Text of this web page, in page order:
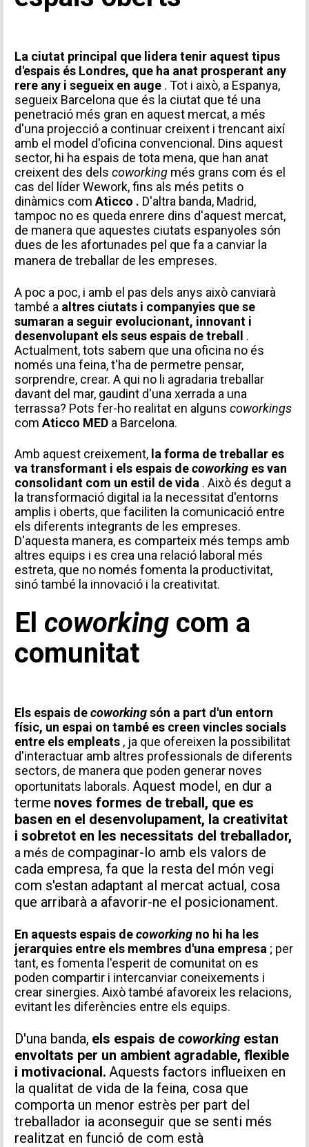
La ciutat principal que lidera tenir aquest tipus
d'espais és Londres, que ha anat prosperant any
rere any i segueix en auge . Tot i això, a Espanya,
segueix Barcelona que és la ciutat que té una
penetració més gran en aquest mercat, a més
d'una projecció a continuar creixent i trencant així
amb el model d'oficina convencional. Dins aquest
sector, hi ha espais de tota mena, que han anat
creixent des dels coworking més grans com és el
cas del líder Wework, fins als més petits o
dinàmics com Aticco . D'altra banda, Madrid,
tampoc no es queda enrere dins d'aquest mercat,
de manera que aquestes ciutats espanyoles són
dues de les afortunades pel que fa a canviar la
manera de treballar de les empreses.
A poc a poc, i amb el pas dels anys això canviarà
també a altres ciutats i companyies que se
sumaran a seguir evolucionant, innovant i
desenvolupant els seus espais de treball
.
Actualment, tots sabem que una oficina no és
només una feina, t'ha de permetre pensar,
sorprendre, crear. A qui no li agradaria treballar
davant del mar, gaudint d'una xerrada a una
terrassa? Pots fer-ho realitat en alguns coworkings
com Aticco MED a Barcelona.
Amb aquest creixement, la forma de treballar es
va transformant i els espais decoworking es van
consolidant com un estil de vida . Això és degut a
la transformació digital ia la necessitat d'entorns
amplis i oberts, que faciliten la comunicació entre
els diferents integrants de les empreses.
D'aquesta manera, es comparteix més temps amb
altres equips i es crea una relació laboral més
estreta, que no només fomenta la productivitat,
sinó també la innovació i la creativitat.
El coworking com a
comunitat
Els espais decoworkingsón a part d'un entorn
físic, un espai on també es creen vincles socials
entre els empleats , ja que ofereixen la possibilitat
d'interactuar amb altres professionals de diferents
sectors, de manera que poden generar noves
oportunitats laborals. Aquest model, en dur a
terme noves formes de treball, que es
basen en el desenvolupament, la creativitat
i sobretot en les necessitats del treballador,
a més de compaginar-lo amb els valors de
cada empresa, fa que la resta del món vegi
com s'estan adaptant al mercat actual, cosa
que arribarà a afavorir-ne el posicionament.
En aquests espais decoworking no hi ha les
jerarquies entre els membres d'una empresa ; per
tant, es fomenta l'esperit de comunitat on es
poden compartir i intercanviar coneixements i
crear sinergies. Això també afavoreix les relacions,
evitant les diferències entre els equips.
D'una banda, els espais de coworking estan
envoltats per un ambient agradable, flexible
i motivacional. Aquests factors influeixen en
la qualitat de vida de la feina, cosa que
comporta un menor estrès per part del
treballador ia aconseguir que se senti més
realitzat en funció de com està